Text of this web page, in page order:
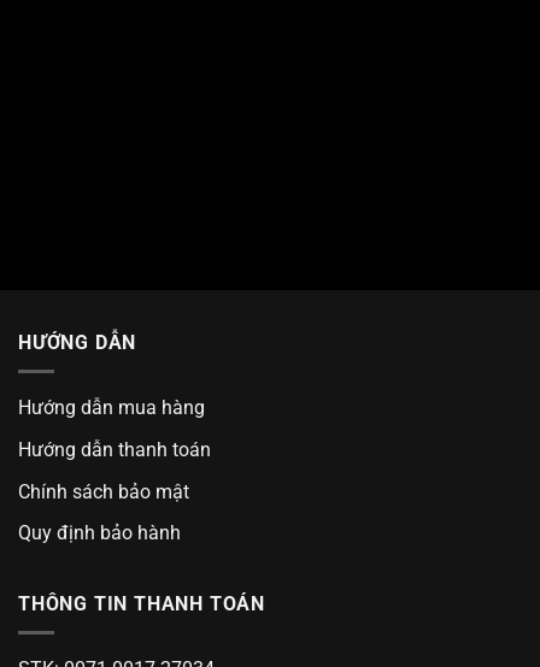
HƯỚNG DẪN
Hướng dẫn mua hàng
Hướng dẫn thanh toán
Chính sách bảo mật
Quy định bảo hành
THÔNG TIN THANH TOÁN